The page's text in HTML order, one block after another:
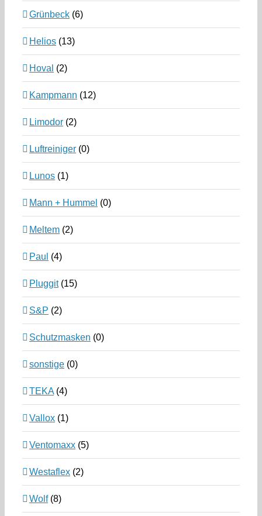
Grünbeck (6)
Helios (13)
Hoval (2)
Kampmann (12)
Limodor (2)
Luftreiniger (0)
Lunos (1)
Mann + Hummel (0)
Meltem (2)
Paul (4)
Pluggit (15)
S&P (2)
Schutzmasken (0)
sonstige (0)
TEKA (4)
Vallox (1)
Ventomaxx (5)
Westaflex (2)
Wolf (8)